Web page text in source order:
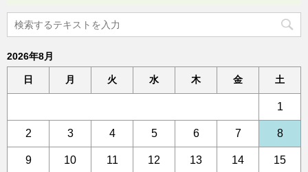
2026年8月
日 月 火 水 木 金 土
1
2 3 4 5 6 7 8
9 10 11 12 13 14 15